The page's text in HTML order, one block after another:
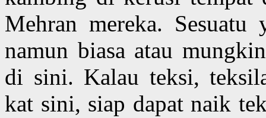
Mehran mereka.
namun biasa atau
di sini. Kalau teksi,
kat sini, siap dapat naik